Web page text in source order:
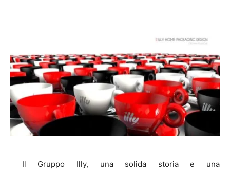
Il Gruppo Illy, una solida storia e una